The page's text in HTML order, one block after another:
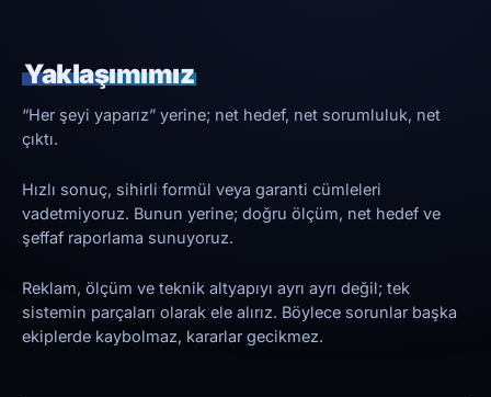
Yaklaşımımız
“Her şeyi yaparız” yerine; net hedef, net sorumluluk, net
çıktı.
Hızlı sonuç, sihirli formül veya garanti cümleleri
vadetmiyoruz. Bunun yerine; doğru ölçüm, net hedef ve
şeffaf raporlama sunuyoruz.
Reklam, ölçüm ve teknik altyapıyı ayrı ayrı değil; tek
sistemin parçaları olarak ele alırız. Böylece sorunlar başka
ekiplerde kaybolmaz, kararlar gecikmez.